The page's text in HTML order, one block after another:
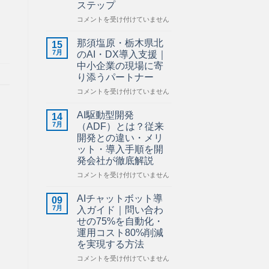
ら
せ】
ステップ
建
業
の
AI
活
用
ガ
ド
｜
工
管
理・
図
理・
安
全
管
理
効
コメントを受け付けていません
15
7月
那須塩原・栃木県北
のAI・DX導入支援｜
中小企業の現場に寄
り添うパートナー
那
塩
原・
木
県
北
の
導
入
支
援
｜
コメントを受け付けていません
14
7月
AI駆動型開発
（ADF）とは？従来
開発との違い・メリ
ット・導入手順を開
発会社が徹底解説
AI
動
型
開
発
（ADF）
と
は？
コメントを受け付けていません
09
7月
AIチャットボット導
入ガイド｜問い合わ
せの75%を自動化・
運用コスト80%削減
を実現する方法
AI
コメントを受け付けていません